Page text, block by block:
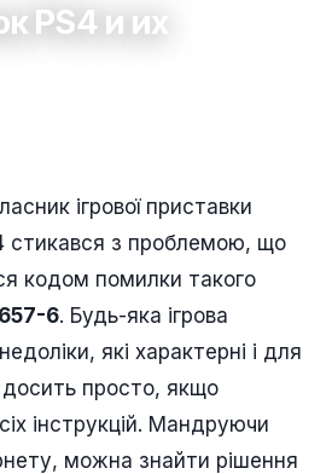
PS4 и их
ігрової приставки
стикався з проблемою, що
кодом помилки такого
6. Будь-яка ігрова
які характерні і для
досить просто, якщо
інструкцій. Мандруючи
можна знайти рішення